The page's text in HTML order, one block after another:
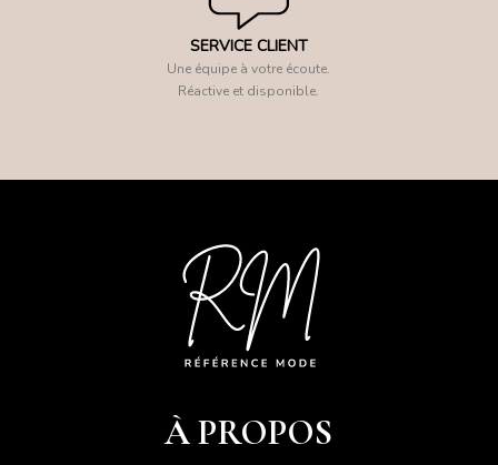
SERVICE CLIENT
Une équipe à votre écoute.
Réactive et disponible.
À PROPOS